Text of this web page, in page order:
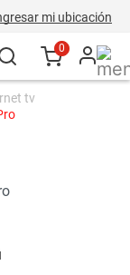
mi ubicación
0
tv